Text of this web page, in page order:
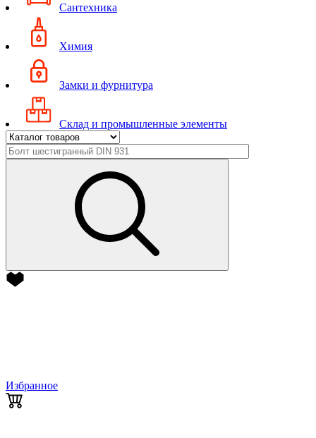
Сантехника
Химия
Замки и фурнитура
Склад и промышленные элементы
Избранное